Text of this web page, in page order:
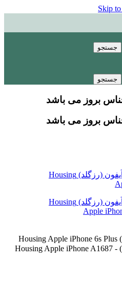
Skip
جستجو
جستجو
بروز می باشد
بروز می باشد